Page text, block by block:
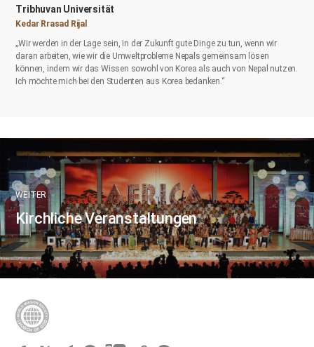
Tribhuvan Universität
Kedar Rrasad Rijal
„Wir werden in der Lage sein, in der Zukunft gute Dinge zu tun, wenn wir
daran arbeiten, wie wir die Umweltprobleme Nepals gemeinsam lösen
können, indem wir das Wissen sowohl von Korea als auch von Nepal nutzen.
Ich möchte mich bei den Studenten aus Korea bedanken.“
WEITER
Kirchliche Veranstaltungen